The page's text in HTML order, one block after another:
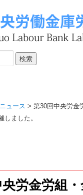
ュース > 第30回中央労金
しました。
労金労組